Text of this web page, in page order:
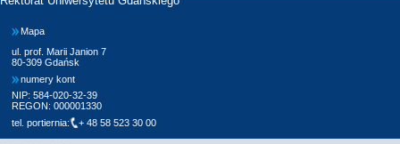
Mapa
ul. prof. Marii Janion 7
80-309 Gdańsk
numery kont
NIP: 584-020-32-39
REGON: 000001330
tel. portiernia:
+ 48 58 523 30 00